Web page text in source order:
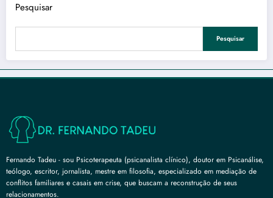
Pesquisar
Pesquisar
Fernando Tadeu - sou Psicoterapeuta (psicanalista clínico), doutor em Psicanálise,
teólogo, escritor, jornalista, mestre em filosofia, especializado em mediação de
conflitos familiares e casais em crise, que buscam a reconstrução de seus
relacionamentos.